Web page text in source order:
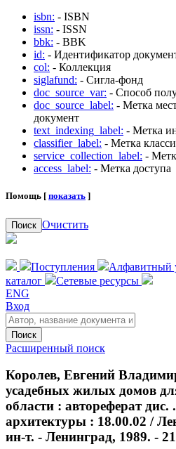
isbn: - ISBN
issn: - ISSN
bbk: - BBK
id: - Идентификатор
col: - Коллекция
siglafund: - Сигла-фонд
doc_source_var: - Способ
doc_source_label: - Метка
документ
text_indexing_label: - Метка
classifier_label: - Метка
service_collection_label: -
access_label: - Метка доступа
Помощь [ показать ]
Поиск Очистить
Поступления Алфавитный
каталог
Сетевые ресурсы
ENG
Вход
Поиск
Расширенный поиск
Королев, Евгений
усадебных жилых домов
области : автореферат дис.
архитектуры : 18.00.02 /
ин-т. - Ленинград, 1989. -